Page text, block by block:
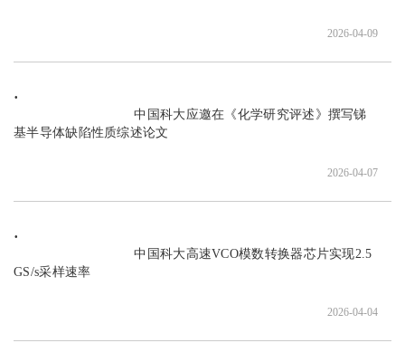
2026-04-09
                               中国科大应邀在《化学研究评述》撰写锑
基半导体缺陷性质综述论文
2026-04-07
                               中国科大高速VCO模数转换器芯片实现2.5
GS/s采样速率
2026-04-04